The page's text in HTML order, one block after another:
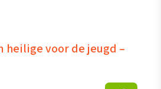
heilige voor de jeugd –